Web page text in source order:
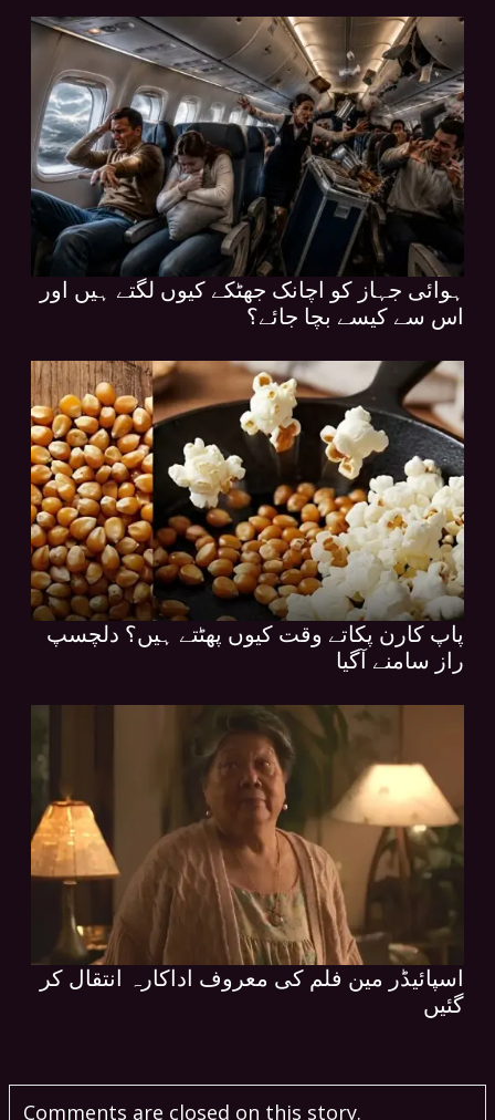
ہوائی جہاز کو اچانک جھٹکے کیوں لگتے ہیں اور
اس سے کیسے بچا جائے؟
پاپ کارن پکاتے وقت کیوں پھٹتے ہیں؟ دلچسپ
راز سامنے آگیا
اسپائیڈر مین فلم کی معروف اداکارہ انتقال کر
گئیں
Comments are closed on this story.